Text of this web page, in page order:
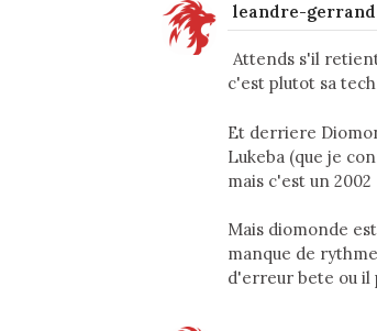
leandre-gerrand
Attends s'il
c'est plutot sa
Et derriere
Lukeba (que je
mais c'est un 2002
Mais diomonde
manque de
d'erreur bete ou il